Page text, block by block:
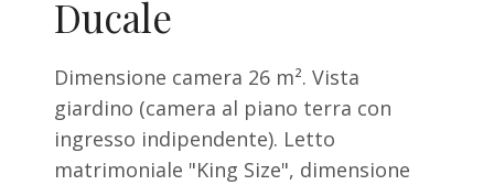
Ducale
Dimensione camera 26 m². Vista
giardino (camera al piano terra con
ingresso indipendente). Letto
matrimoniale "King Size", dimensione